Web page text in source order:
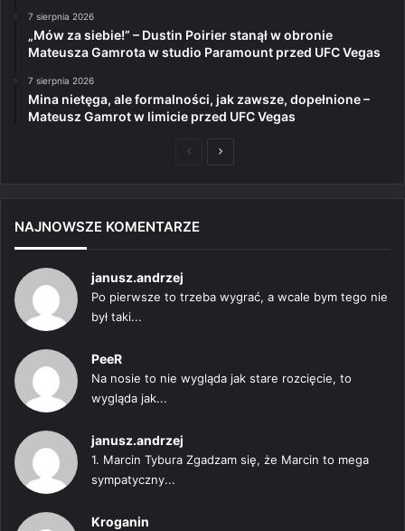
7 sierpnia 2026
„Mów za siebie!” – Dustin Poirier stanął w obronie
Mateusza Gamrota w studio Paramount przed UFC Vegas
7 sierpnia 2026
Mina nietęga, ale formalności, jak zawsze, dopełnione –
Mateusz Gamrot w limicie przed UFC Vegas
PoprzedniaNastępna
NAJNOWSZE KOMENTARZE
janusz.andrzej
Po pierwsze to trzeba wygrać, a wcale bym tego nie
był taki...
PeeR
Na nosie to nie wygląda jak stare rozcięcie, to
wygląda jak...
janusz.andrzej
1. Marcin Tybura Zgadzam się, że Marcin to mega
sympatyczny...
Kroganin